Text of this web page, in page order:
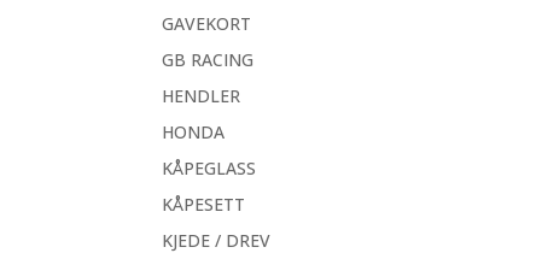
GAVEKORT
GB RACING
HENDLER
HONDA
KÅPEGLASS
KÅPESETT
KJEDE / DREV